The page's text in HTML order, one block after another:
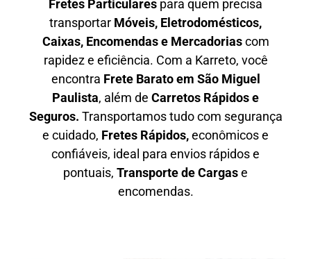
Fretes Particulares para quem precisa
transportar Móveis, Eletrodomésticos,
Caixas, Encomendas e Mercadoriascom
rapidez e eficiência. Com a Karreto, você
encontra Frete Barato em São Miguel
Paulista, além de Carretos Rápidos e
Seguros. Transportamos tudo com segurança
e cuidado, Fretes Rápidos,econômicos e
confiáveis, ideal para envios rápidos e
pontuais, Transporte de Cargase
encomendas.